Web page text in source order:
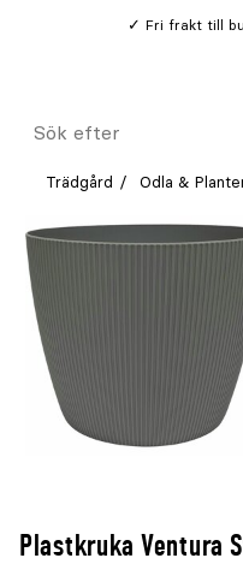
Fri frakt till
Meny
Sök
Trädgård Odla &
Plastkruka Ventura